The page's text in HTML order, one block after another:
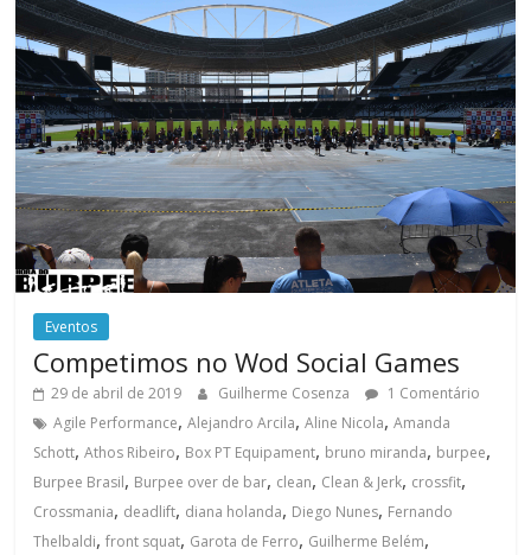
Eventos
Competimos no Wod Social Games
29 de abril de 2019 Guilherme Cosenza
1 Comentário
Agile Performance,Alejandro Arcila,Aline Nicola,Amanda
Schott,Athos Ribeiro, Box PT Equipament, bruno miranda, burpee,
Burpee Brasil, Burpee over de bar, clean, Clean & Jerk, crossfit,
Crossmania, deadlift, diana holanda, Diego Nunes, Fernando
Thelbaldi,front squat, Garota de Ferro, Guilherme Belém,